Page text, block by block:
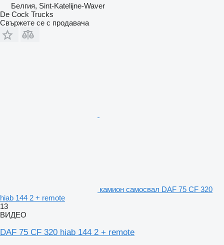
Белгия, Sint-Katelijne-Waver
De Cock Trucks
Свържете се с продавача
камион самосвал DAF 75 CF 320
hiab 144 2 + remote
13
ВИДЕО
DAF 75 CF 320 hiab 144 2 + remote